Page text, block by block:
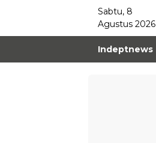
Sabtu, 8
Agustus 2026
Indeptnews